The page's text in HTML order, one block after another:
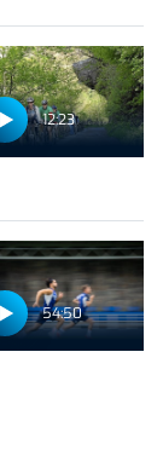
12:23
54:50